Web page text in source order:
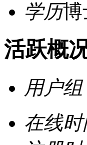
学历博
活跃概
用户组
在线